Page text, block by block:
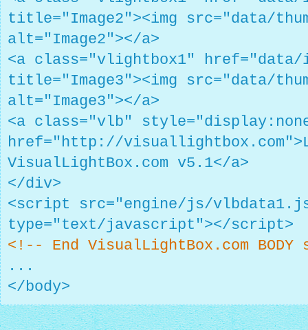
title="Image2"><img src="data/
alt="Image2"></a>
<a class="vlightbox1" href="data/
title="Image3"><img src="data/
alt="Image3"></a>
<a class="vlb"
href="http://
VisualLightBox.com v5.1</a>
</div>
<script src="engine/js/
type="text/javascript"></script>
<!-- End VisualLightBox.com
...
</body>